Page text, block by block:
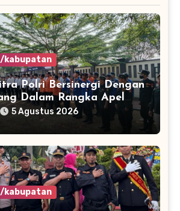
kabupatan
Polri Bersinergi Dengan
Dalam Rangka Apel
Potensi Bencana
5 Agustus 2026